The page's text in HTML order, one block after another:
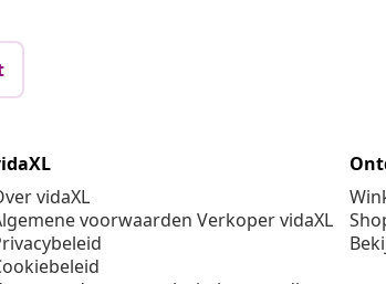
vidaXL
voorwaarden Verkoper vidaXL